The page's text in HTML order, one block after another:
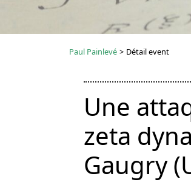
Paul Painlevé > Détail event
Une
zeta
Gaugry